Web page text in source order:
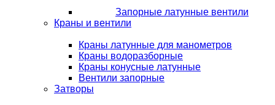
Запорные латунные вентили
Краны и вентили
Краны латунные для манометров
Краны водоразборные
Краны конусные латунные
Вентили запорные
Затворы